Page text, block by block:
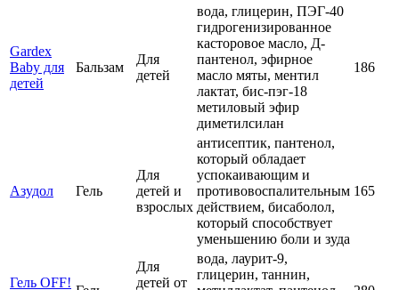
Gardex
Baby для
детей
Бальзам
Для
детей
вода, глицерин, ПЭГ-40
гидрогенизированное
касторовое масло, Д-
пантенол, эфирное
масло мяты, ментил
лактат, бис-пэг-18
метиловый эфир
диметилсилан
186
Азудол Гель
Для
детей и
взрослых
антисептик, пантенол,
который обладает
успокаивающим и
противовоспалительным
действием, бисаболол,
который способствует
уменьшению боли и зуда
165
Гель OFF!
Для
детей от
вода, лаурит-9,
глицерин, таннин,